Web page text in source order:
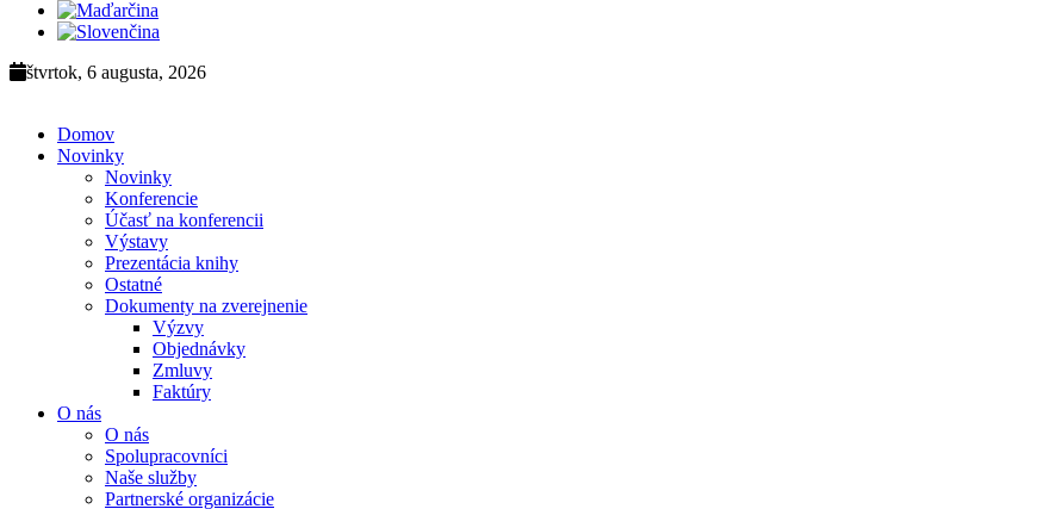
štvrtok, 6 augusta, 2026
Domov
Novinky
Novinky
Konferencie
Účasť na konferencii
Výstavy
Prezentácia knihy
Ostatné
Dokumenty na zverejnenie
Výzvy
Objednávky
Zmluvy
Faktúry
O nás
O nás
Spolupracovníci
Naše služby
Partnerské organizácie